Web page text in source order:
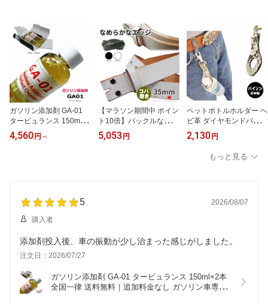
ガソリン添加剤 GA-01
タービュランス 150ml×2
本 全国一律 送料無料｜
追加料金なし ガソリン車
4,560円 ～
【マラソン期間中 ポイン
ト10倍】バックルなし
ベルト メンズ 本革 35m
m 日本製 栃木レザー 帯
5,053円
ペットボトルホルダー ヘ
ビ革 ダイヤモンドパイソ
ン レザー本革 蛇革 （天
然皮革 パイソン柄 男性
用 男前 雑貨 ）
2,130円
もっと見る
5 2026/08/07
購入者
添加剤投入後、車の振動が少し治まった感じがしました。
注文日：2026/07/27
ガソリン添加剤 GA-01 タービュランス 150ml×2本
全国一律 送料無料｜追加料金なし ガソリン車専用